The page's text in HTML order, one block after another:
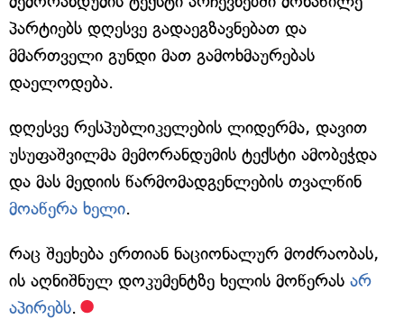
პარტიებს დღესვე გადაეგზავნებათ და
მმართველი გუნდი მათ გამოხმაურებას
დაელოდება.
დღესვე რესპუბლიკელების ლიდერმა, დავით
უსუფაშვილმა მემორანდუმის ტექსტი ამობეჭდა
და მას მედიის წარმომადგენლების თვალწინ
მოაწერა ხელი.
რაც შეეხება ერთიან ნაციონალურ მოძრაობას,
ის აღნიშნულ დოკუმენტზე ხელის მოწერას არ
აპირებს.